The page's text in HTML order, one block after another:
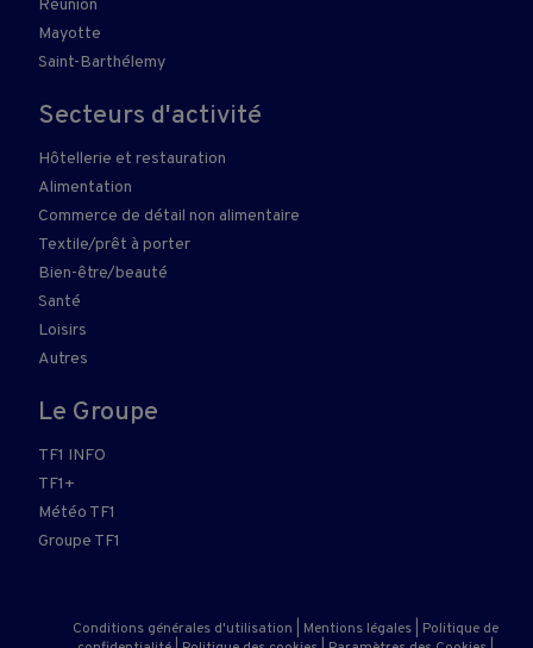
Réunion
Mayotte
Saint-Barthélemy
Secteurs d'activité
Hôtellerie et restauration
Alimentation
Commerce de détail non alimentaire
Textile/prêt à porter
Bien-être/beauté
Santé
Loisirs
Autres
Le Groupe
TF1 INFO
TF1+
Météo TF1
Groupe TF1
Conditions générales d'utilisation Mentions légales
Politique de